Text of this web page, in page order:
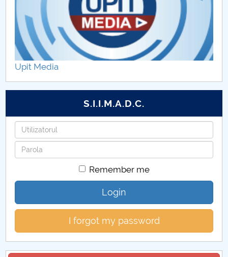
remediale 179
Activitatea III. Elaborarea şi implementarea
programului de dezvoltare a competențelor de
învățare eficientă179
activitatea-iv-elaborarea-si-implementarea-
socio-emotionale179
Activitatea V. Activitatea de consiliere şi orientare
în carieră179
Upit Media
S.I.I.M.A.D.C.
Username
Password
Remember me
Login
I forgot my password